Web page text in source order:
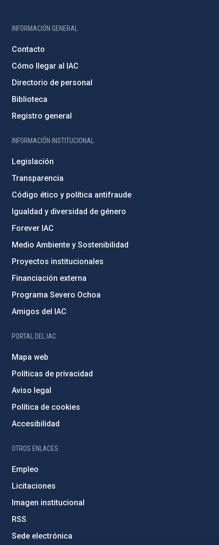
INFORMACIÓN GENERAL
Contacto
Cómo llegar al IAC
Directorio de personal
Biblioteca
Registro general
INFORMACIÓN INSTITUCIONAL
Legislación
Transparencia
Código ético y política antifraude
Igualdad y diversidad de género
Forever IAC
Medio Ambiente y Sostenibilidad
Proyectos institucionales
Financiación externa
Programa Severo Ochoa
Amigos del IAC
PORTAL DEL IAC
Mapa web
Políticas de privacidad
Aviso legal
Política de cookies
Accesibilidad
OTROS ENLACES
Empleo
Licitaciones
Imagen institucional
RSS
Sede electrónica